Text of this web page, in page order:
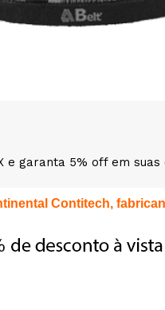
5V
B
e garanta 5% off em suas
Contitech,